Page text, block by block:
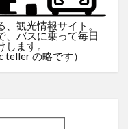
観光情報サイト。
、バスに乗って毎日
ます。
の略です）